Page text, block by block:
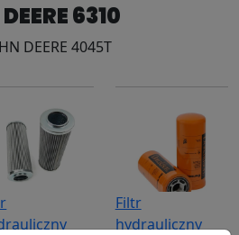
6310
DEERE 4045T
Filtr
hydrauliczny